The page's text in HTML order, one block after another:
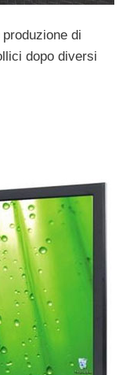
di
dopo diversi